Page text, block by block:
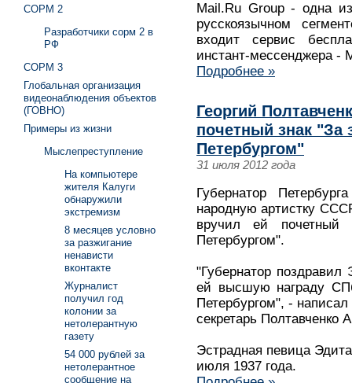
Mail.Ru Group - одна
русскоязычном
входит сервис
инстант-мессенджера -
Подробнее »
Георгий
почетный знак "За
Петербургом"
31 июля 2012 года
Губернатор
народную артистку
вручил ей почетный
Петербургом".
"Губернатор
ей высшую награду
Петербургом", -
секретарь Полтавченко
Эстрадная певица
июля 1937 года.
СОРМ 2
Разработчики сорм 2 в
РФ
СОРМ 3
Глобальная организация
видеонаблюдения объектов
(ГОВНО)
Примеры из жизни
Мыслепреступление
На компьютере
жителя Калуги
обнаружили
экстремизм
8 месяцев условно
за разжигание
ненависти
вконтакте
Журналист
получил год
колонии за
нетолерантную
газету
54 000 рублей за
нетолерантное
сообщение на